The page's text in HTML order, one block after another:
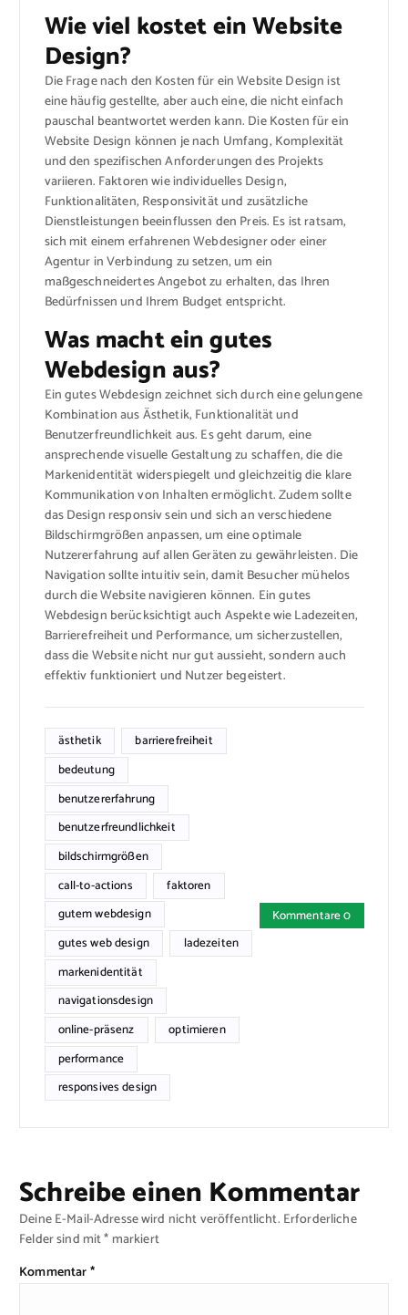
Wie viel kostet ein Website
Design?
Die Frage nach den Kosten für ein Website Design ist
eine häufig gestellte, aber auch eine, die nicht einfach
pauschal beantwortet werden kann. Die Kosten für ein
Website Design können je nach Umfang, Komplexität
und den spezifischen Anforderungen des Projekts
variieren. Faktoren wie individuelles Design,
Funktionalitäten, Responsivität und zusätzliche
Dienstleistungen beeinflussen den Preis. Es ist ratsam,
sich mit einem erfahrenen Webdesigner oder einer
Agentur in Verbindung zu setzen, um ein
maßgeschneidertes Angebot zu erhalten, das Ihren
Bedürfnissen und Ihrem Budget entspricht.
Was macht ein gutes
Webdesign aus?
Ein gutes Webdesign zeichnet sich durch eine gelungene
Kombination aus Ästhetik, Funktionalität und
Benutzerfreundlichkeit aus. Es geht darum, eine
ansprechende visuelle Gestaltung zu schaffen, die die
Markenidentität widerspiegelt und gleichzeitig die klare
Kommunikation von Inhalten ermöglicht. Zudem sollte
das Design responsiv sein und sich an verschiedene
Bildschirmgrößen anpassen, um eine optimale
Nutzererfahrung auf allen Geräten zu gewährleisten. Die
Navigation sollte intuitiv sein, damit Besucher mühelos
durch die Website navigieren können. Ein gutes
Webdesign berücksichtigt auch Aspekte wie Ladezeiten,
Barrierefreiheit und Performance, um sicherzustellen,
dass die Website nicht nur gut aussieht, sondern auch
effektiv funktioniert und Nutzer begeistert.
ästhetik
barrierefreiheit
bedeutung
benutzererfahrung
benutzerfreundlichkeit
bildschirmgrößen
call-to-actions
faktoren
gutem webdesign
gutes web design
ladezeiten
markenidentität
navigationsdesign
online-präsenz
optimieren
performance
responsives design
Kommentare 0
Schreibe einen Kommentar
Deine E-Mail-Adresse wird nicht veröffentlicht. Erforderliche
Felder sind mit*markiert
Kommentar*